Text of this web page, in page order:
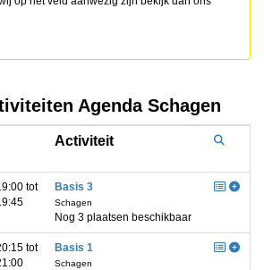
Agenda Schagen
Activiteit
tot
Basis 3
Schagen
Nog 3 plaatsen beschikbaar
tot
Basis 1
Schagen